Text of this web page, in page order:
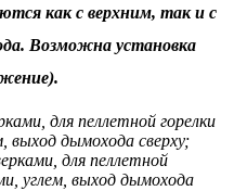
как с верхним, так и с
Возможна установка
для пеллетной горелки
выход дымохода сверху;
для пеллетной
углем, выход дымохода